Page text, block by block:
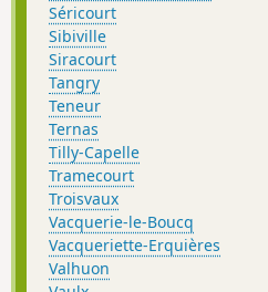
Séricourt
Sibiville
Siracourt
Tangry
Teneur
Ternas
Tilly-Capelle
Tramecourt
Troisvaux
Vacquerie-le-Boucq
Vacqueriette-Erquières
Valhuon